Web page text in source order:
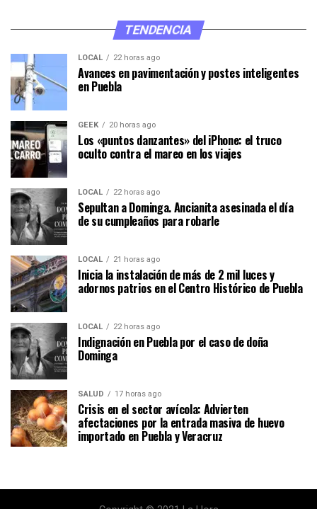
TENDENCIA
LOCAL 22 horas ago
Avances en pavimentación y postes inteligentes
en Puebla
GEEK 20 horas ago
Los «puntos danzantes» del iPhone: el truco
oculto contra el mareo en los viajes
LOCAL 22 horas ago
Sepultan a Dominga. Ancianita asesinada el día
de su cumpleaños para robarle
LOCAL 21 horas ago
Inicia la instalación de más de 2 mil luces y
adornos patrios en el Centro Histórico de Puebla
LOCAL 22 horas ago
Indignación en Puebla por el caso de doña
Dominga
SALUD 17 horas ago
Crisis en el sector avícola: Advierten
afectaciones por la entrada masiva de huevo
importado en Puebla y Veracruz